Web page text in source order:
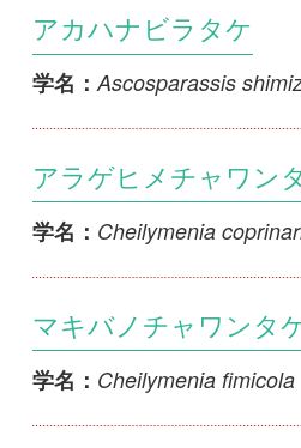
マキバノチャワンタケ
Cheilymenia fimicola
学名： Cheilymenia granulata
学名： Cheilymenia stercorea
ヤマブキクチガネワンタケ